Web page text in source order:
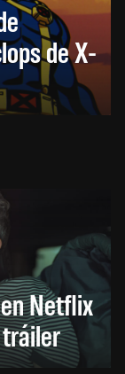
de X-
Netflix